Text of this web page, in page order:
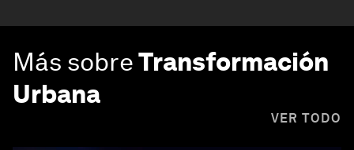
Más sobreTransformación
Urbana
VER TODO